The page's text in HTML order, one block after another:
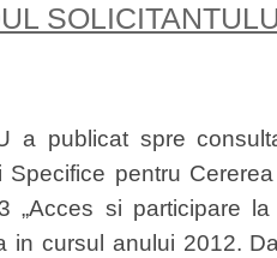
calendar
a publicat spre
Specifice pentru
„Acces si participare la
in cursul anului 2012.